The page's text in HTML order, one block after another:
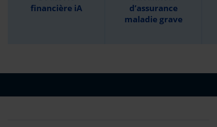
financière iA
d’assurance
maladie grave